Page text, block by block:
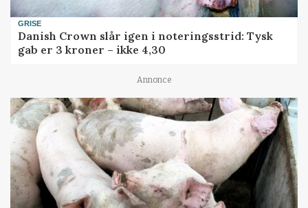
GRISE
Danish Crown slår igen i noteringsstrid: Tysk
gab er 3 kroner – ikke 4,30
Annonce